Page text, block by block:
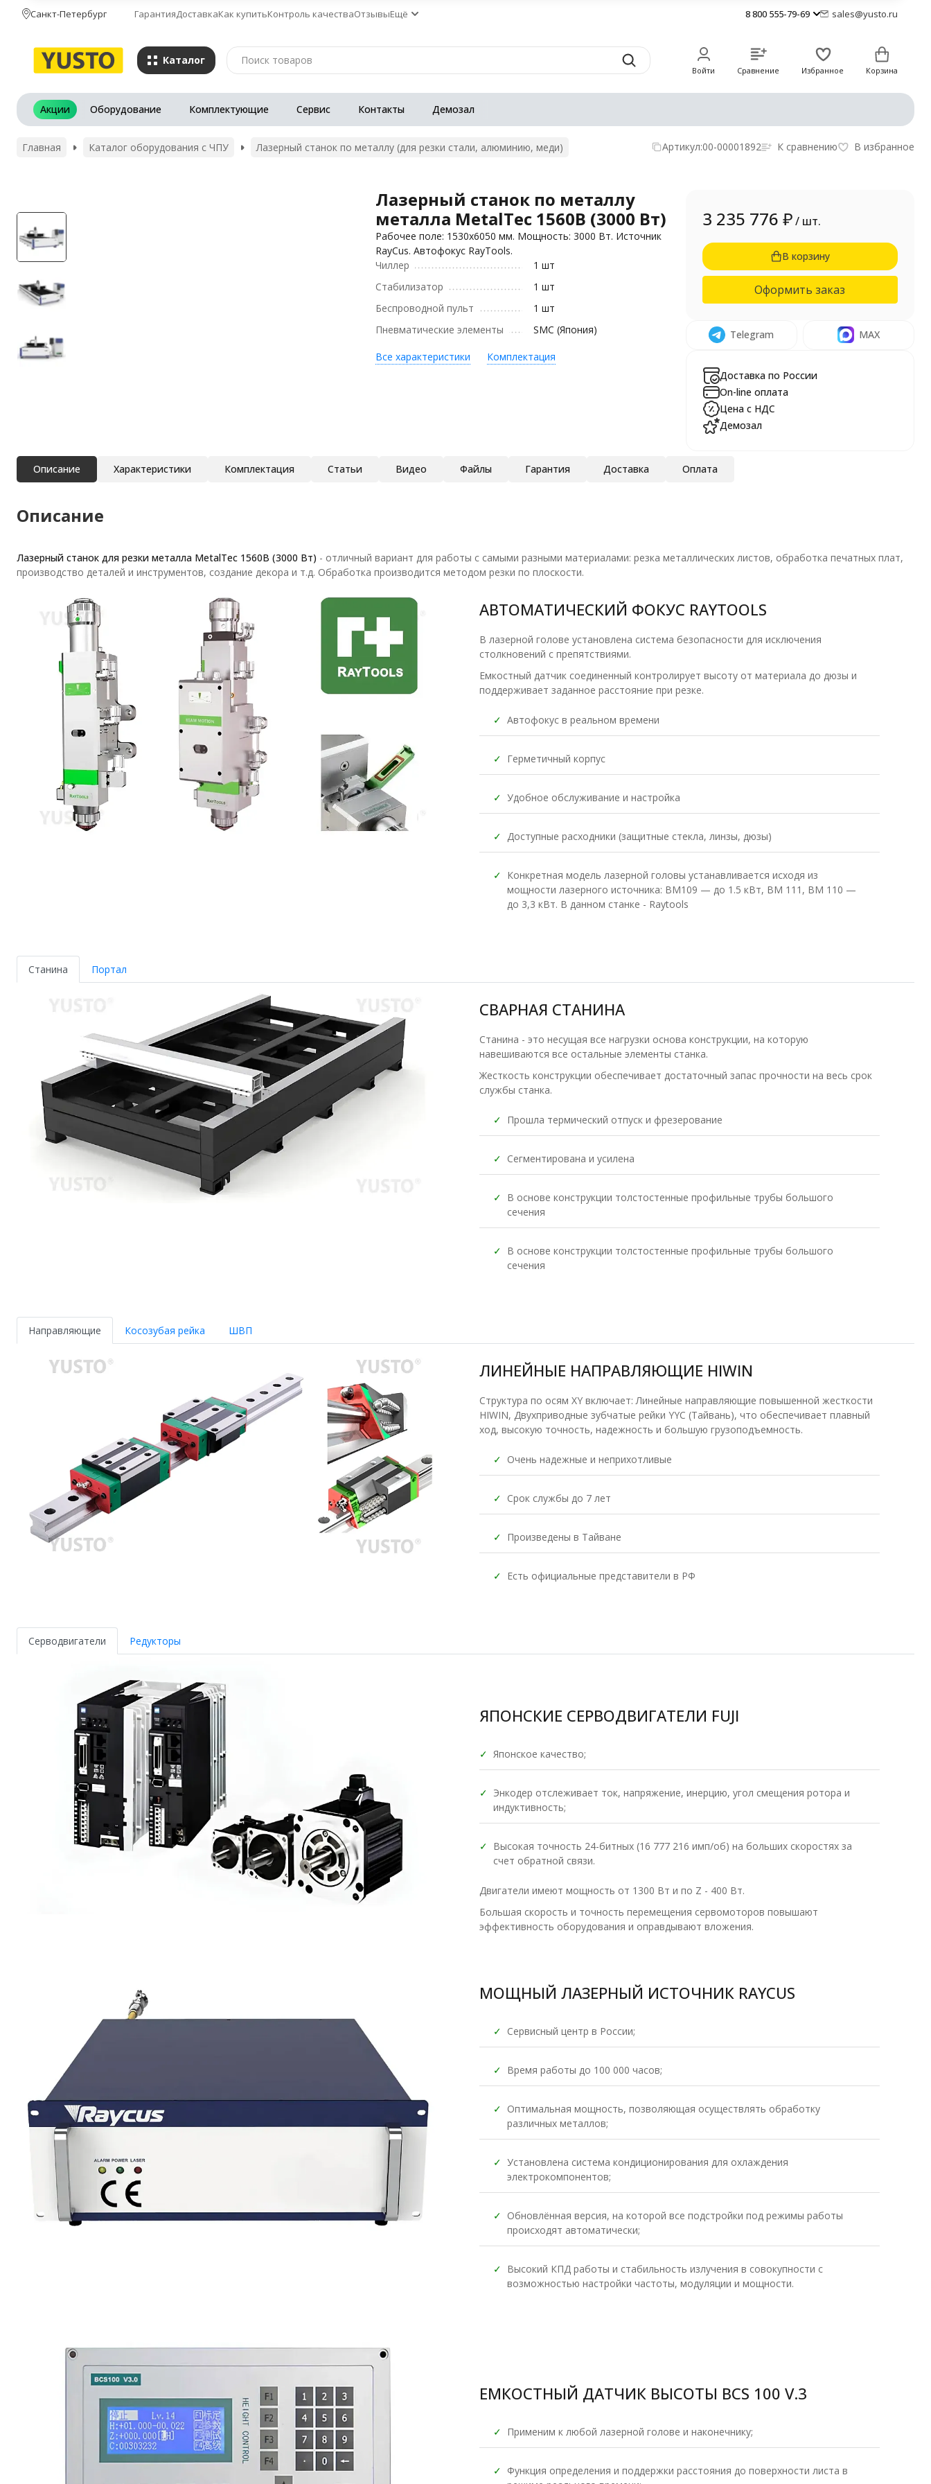
Санкт-Петербург ГарантияДоставкаКак купитьКонтроль качестваОтзывыЕщё 8 800 555-79-69 sales@yusto.ru
Каталог
Войти Сравнение Избранное Корзина
Акции Оборудование Комплектующие Сервис Контакты Демозал
Главная Каталог оборудования с ЧПУ Лазерный станок по металлу (для резки стали, алюминию, меди) Артикул:00-00001892 К сравнению В избранное
Лазерный станок по металлу
металла MetalTec 1560B (3000 Вт)
Рабочее поле: 1530х6050 мм. Мощность: 3000 Вт. Источник
RayCus. Автофокус RayTools.
Чиллер
1 шт
Стабилизатор
1 шт
Беспроводной пульт
1 шт
Пневматические элементы
SMC (Япония)
Все характеристики Комплектация
3 235 776 ₽/ шт.
В корзину
Оформить заказ
Telegram MAX
Доставка по России
On-line оплата
Цена с НДС
Демозал
Описание Характеристики Комплектация Статьи Видео Файлы Гарантия Доставка Оплата
Описание
Лазерный станок для резки металла MetalTec 1560B (3000 Вт) - отличный вариант для работы с самыми разными материалами: резка металлических листов, обработка печатных плат,
производство деталей и инструментов, создание декора и т.д. Обработка производится методом резки по плоскости.
АВТОМАТИЧЕСКИЙ ФОКУС RAYTOOLS
В лазерной голове установлена система безопасности для исключения
столкновений c препятствиями.
Емкостный датчик соединенный контролирует высоту от материала до дюзы и
поддерживает заданное расстояние при резке.
✓ Автофокус в реальном времени
✓ Герметичный корпус
✓ Удобное обслуживание и настройка
✓ Доступные расходники (защитные стекла, линзы, дюзы)
✓ Конкретная модель лазерной головы устанавливается исходя из
мощности лазерного источника: BM109 — до 1.5 кВт, BM 111, BM 110 —
до 3,3 кВт. В данном станке - Raytools
Станина Портал
СВАРНАЯ СТАНИНА
Станина - это несущая все нагрузки основа конструкции, на которую
навешиваются все остальные элементы станка.
Жесткость конструкции обеспечивает достаточный запас прочности на весь срок
службы станка.
✓ Прошла термический отпуск и фрезерование
✓ Сегментирована и усилена
✓ В основе конструкции толстостенные профильные трубы большого
сечения
✓ В основе конструкции толстостенные профильные трубы большого
сечения
Направляющие Косозубая рейка ШВП
ЛИНЕЙНЫЕ НАПРАВЛЯЮЩИЕ HIWIN
Структура по осям XY включает: Линейные направляющие повышенной жесткости
HIWIN, Двухприводные зубчатыe рейки YYC (Тайвань), что обеспечивает плавный
ход, высокую точность, надежность и большую грузоподъемность.
✓ Очень надежные и неприхотливые
✓ Срок службы до 7 лет
✓ Произведены в Тайване
✓ Есть официальные представители в РФ
Серводвигатели Редукторы
ЯПОНСКИЕ СЕРВОДВИГАТЕЛИ FUJI
✓ Японское качество;
✓ Энкодер отслеживает ток, напряжение, инерцию, угол смещения ротора и
индуктивность;
✓ Высокая точность 24-битных (16 777 216 имп/об) на больших скоростях за
счет обратной связи.
Двигатели имеют мощность от 1300 Вт и по Z - 400 Вт.
Большая скорость и точность перемещения сервомоторов повышают
эффективность оборудования и оправдывают вложения.
МОЩНЫЙ ЛАЗЕРНЫЙ ИСТОЧНИК RAYCUS
✓ Сервисный центр в России;
✓ Время работы до 100 000 часов;
✓ Оптимальная мощность, позволяющая осуществлять обработку
различных металлов;
✓ Установлена система кондиционирования для охлаждения
электрокомпонентов;
✓ Обновлённая версия, на которой все подстройки под режимы работы
происходят автоматически;
✓ Высокий КПД работы и стабильность излучения в совокупности с
возможностью настройки частоты, модуляции и мощности.
ЕМКОСТНЫЙ ДАТЧИК ВЫСОТЫ BCS 100 V.3
✓ Применим к любой лазерной голове и наконечнику;
✓ Функция определения и поддержки расстояния до поверхности листа в